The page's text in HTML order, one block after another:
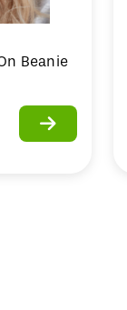
Beanie